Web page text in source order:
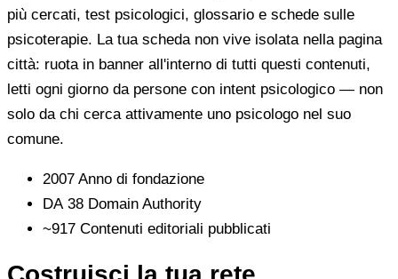
più cercati, test psicologici, glossario e schede sulle
psicoterapie. La tua scheda non vive isolata nella pagina
città: ruota in banner all'interno di tutti questi contenuti,
letti ogni giorno da persone con intent psicologico — non
solo da chi cerca attivamente uno psicologo nel suo
comune.
2007 Anno di fondazione
DA 38 Domain Authority
~917 Contenuti editoriali pubblicati